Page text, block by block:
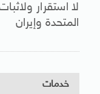
لا استقرار
المتحدة وإيران
خدمات